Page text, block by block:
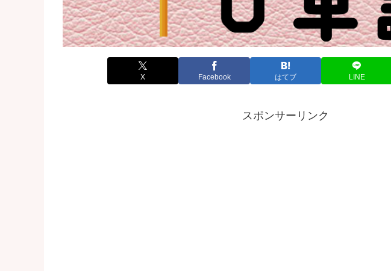
X Facebook はてブ LINE
スポンサーリンク